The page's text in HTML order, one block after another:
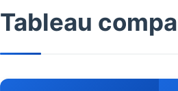
Tableau